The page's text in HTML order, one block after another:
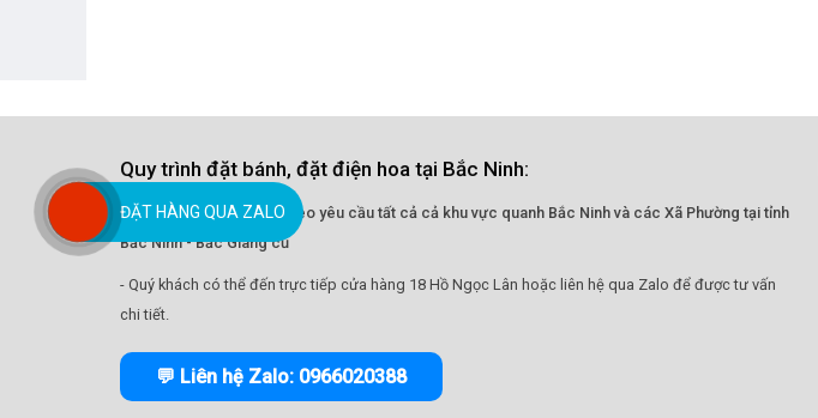
Quy trình đặt bánh, đặt điện hoa tại Bắc Ninh:
- Nhận giao hoa tận nơi theo yêu cầu tất cả cả khu vực quanh Bắc Ninh và các Xã Phường tại tỉnh
Bắc Ninh - Bắc Giang cũ
- Quý khách có thể đến trực tiếp cửa hàng 18 Hồ Ngọc Lân hoặc liên hệ qua Zalo để được tư vấn
chi tiết.
💬 Liên hệ Zalo: 0966020388
ĐẶT HÀNG QUA ZALO